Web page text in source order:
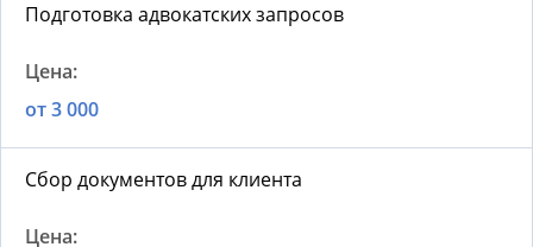
Подготовка адвокатских запросов
от 3 000
Сбор документов для клиента